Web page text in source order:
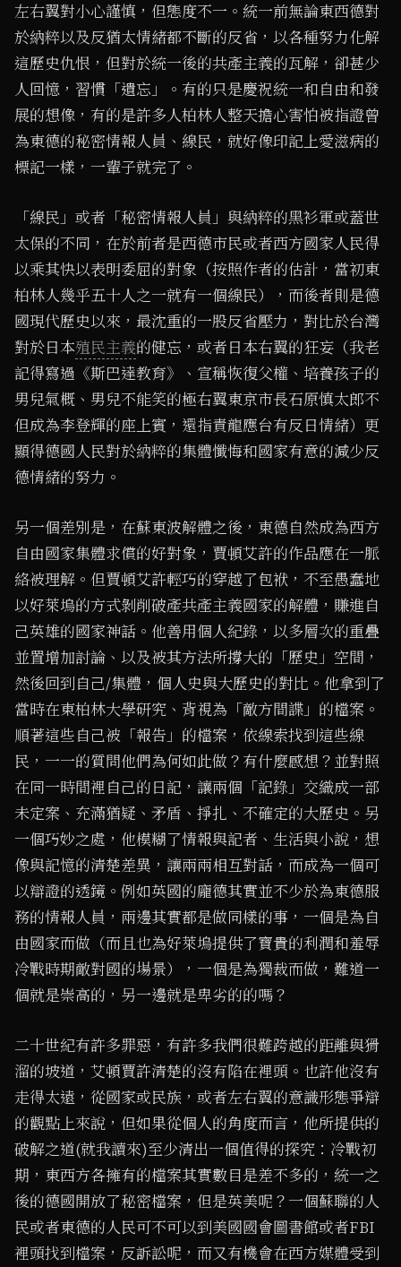
左右翼對小心謹慎，但態度不一。統一前無論東西德對
於納粹以及反猶太情緒都不斷的反省，以各種努力化解
這歷史仇恨，但對於統一後的共產主義的瓦解，卻甚少
人回憶，習慣「遺忘」。有的只是慶祝統一和自由和發
展的想像，有的是許多人柏林人整天擔心害怕被指證曾
為東德的秘密情報人員、線民，就好像印記上愛滋病的
標記一樣，一輩子就完了。
「線民」或者「秘密情報人員」與納粹的黑衫軍或蓋世
太保的不同，在於前者是西德市民或者西方國家人民得
以乘其快以表明委屈的對象（按照作者的估計，當初東
柏林人幾乎五十人之一就有一個線民），而後者則是德
國現代歷史以來，最沈重的一股反省壓力，對比於台灣
對於日本殖民主義的健忘，或者日本右翼的狂妄（我老
記得寫過《斯巴達教育》、宣稱恢復父權、培養孩子的
男兒氣概、男兒不能笑的極右翼東京市長石原慎太郎不
但成為李登輝的座上賓，還指責龍應台有反日情緒）更
顯得德國人民對於納粹的集體懺悔和國家有意的減少反
德情緒的努力。
另一個差別是，在蘇東波解體之後，東德自然成為西方
自由國家集體求償的好對象，賈頓艾許的作品應在一脈
絡被理解。但賈頓艾許輕巧的穿越了包袱，不至愚蠢地
以好萊塢的方式剝削破產共產主義國家的解體，賺進自
己英雄的國家神話。他善用個人紀錄，以多層次的重疊
並置增加討論、以及被其方法所撐大的「歷史」空間，
然後回到自己/集體，個人史與大歷史的對比。他拿到了
當時在東柏林大學研究、背視為「敵方間諜」的檔案。
順著這些自己被「報告」的檔案，依線索找到這些線
民，一一的質問他們為何如此做？有什麼感想？並對照
在同一時間裡自己的日記，讓兩個「記錄」交織成一部
未定案、充滿猶疑、矛盾、掙扎、不確定的大歷史。另
一個巧妙之處，他模糊了情報與記者、生活與小說，想
像與記憶的清楚差異，讓兩兩相互對話，而成為一個可
以辯證的透鏡。例如英國的龐德其實並不少於為東德服
務的情報人員，兩邊其實都是做同樣的事，一個是為自
由國家而做（而且也為好萊塢提供了寶貴的利潤和羞辱
冷戰時期敵對國的場景），一個是為獨裁而做，難道一
個就是崇高的，另一邊就是卑劣的的嗎？
二十世紀有許多罪惡，有許多我們很難跨越的距離與猾
溜的坡道，艾頓賈許清楚的沒有陷在裡頭。也許他沒有
走得太遠，從國家或民族，或者左右翼的意識形態爭辯
的觀點上來說，但如果從個人的角度而言，他所提供的
破解之道(就我讀來)至少清出一個值得的探究：冷戰初
期，東西方各擁有的檔案其實數目是差不多的，統一之
後的德國開放了秘密檔案，但是英美呢？一個蘇聯的人
民或者東德的人民可不可以到美國國會圖書館或者FBI
裡頭找到檔案，反訴訟呢，而又有機會在西方媒體受到